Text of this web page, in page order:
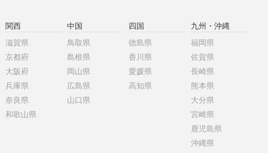
関西
滋賀県
京都府
大阪府
兵庫県
奈良県
和歌山県
中国
鳥取県
島根県
岡山県
広島県
山口県
四国
徳島県
香川県
愛媛県
高知県
九州・沖縄
福岡県
佐賀県
長崎県
熊本県
大分県
宮崎県
鹿児島県
沖縄県